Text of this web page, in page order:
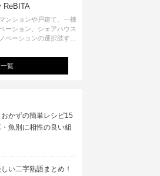
ReBITA
ンションや戸建て、一棟
ーション、シェアハウス
ベーションの選択肢すべ
ースなど、「住む」だけ
」「遊ぶ」「学ぶ」「旅
領域でも、暮らしや生き
覧
かずの簡単レシピ15
魚別に相性の良い組
しい二字熟語まとめ！